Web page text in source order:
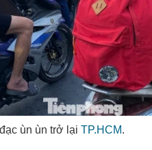
ùn ùn trở lại TP.HCM.